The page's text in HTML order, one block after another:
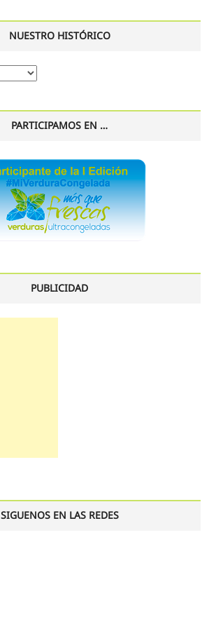
NUESTRO HISTÓRICO
PARTICIPAMOS EN …
PUBLICIDAD
SIGUENOS EN LAS REDES